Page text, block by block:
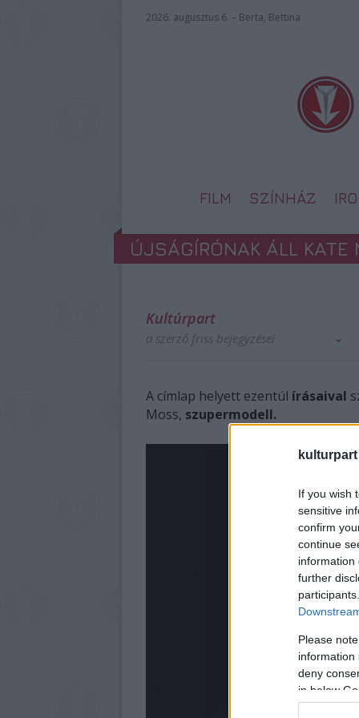
kulturpart
If you wish
sensitive
confirm
continue
information
further
Please
information
deny
in below
2026. augusztus 6. – Berta, Bettina
FILM SZÍNHÁZ
ÚJSÁGÍRÓNAK ÁLL KATE
Kultúrpart
a szerző friss bejegyzései
A címlap helyett ezentúl írásaival
Moss, szupermodell.